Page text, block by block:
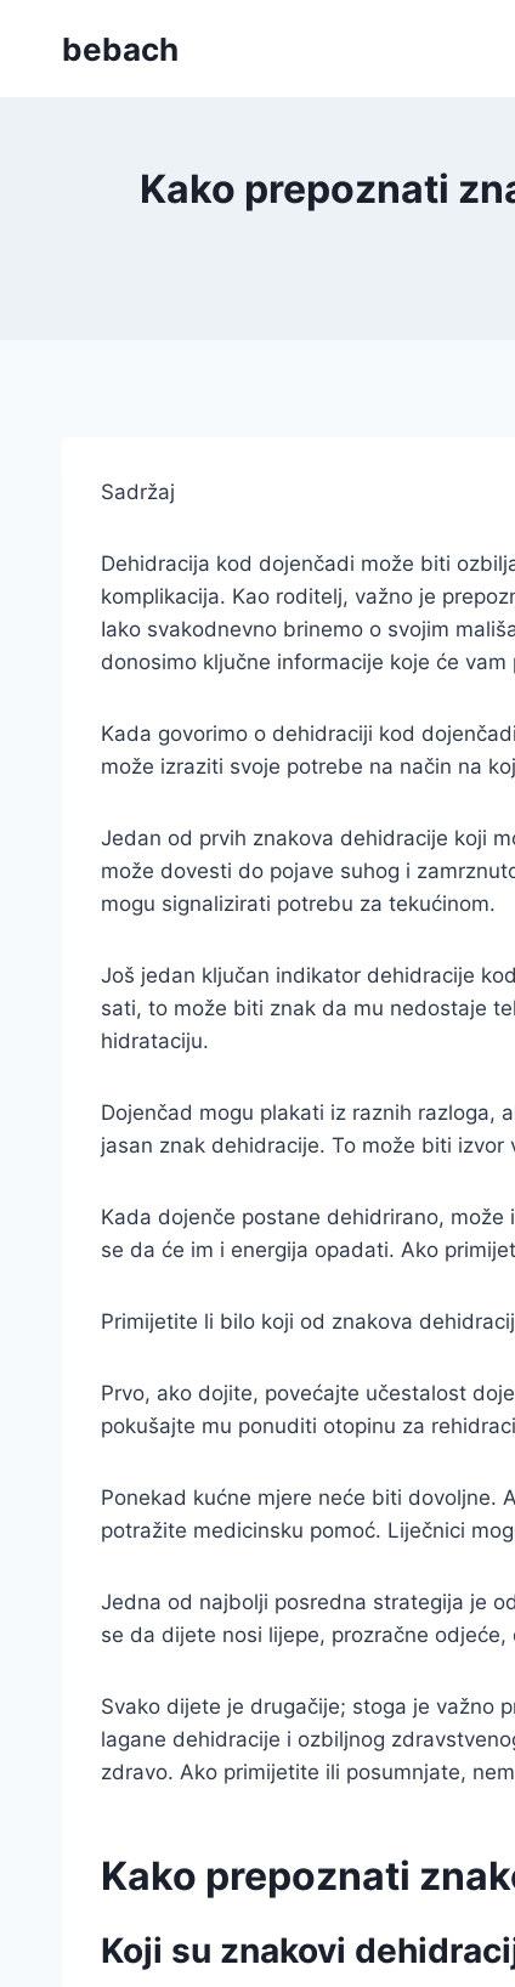
bebach
Kako prepoznati
Sadržaj
Dehidracija kod dojenčadi može biti
komplikacija. Kao roditelj, važno je
Iako svakodnevno brinemo o svojim
donosimo ključne informacije koje će
Kada govorimo o dehidraciji kod
može izraziti svoje potrebe na način na
Jedan od prvih znakova dehidracije koji
može dovesti do pojave suhog i
mogu signalizirati potrebu za tekućinom.
Još jedan ključan indikator dehidracije
sati, to može biti znak da mu nedostaje
hidrataciju.
Dojenčad mogu plakati iz raznih razloga,
jasan znak dehidracije. To može biti
Kada dojenče postane dehidrirano,
se da će im i energija opadati. Ako
Primijetite li bilo koji od znakova
Prvo, ako dojite, povećajte učestalost
pokušajte mu ponuditi otopinu za
Ponekad kućne mjere neće biti dovoljne.
potražite medicinsku pomoć. Liječnici
Jedna od najbolji posredna strategija je
se da dijete nosi lijepe, prozračne
Svako dijete je drugačije; stoga je važno
lagane dehidracije i ozbiljnog
zdravo. Ako primijetite ili posumnjate,
Kako prepoznati
Koji su znakovi